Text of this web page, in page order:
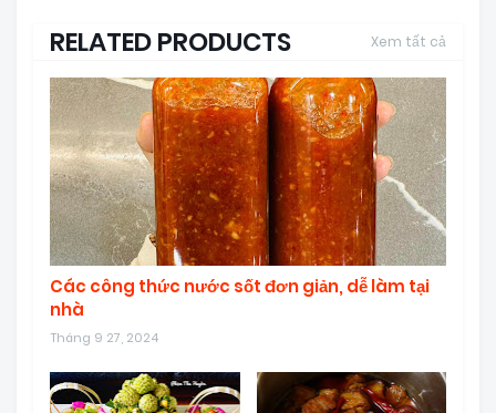
RELATED PRODUCTS Xem tất cả
Các công thức nước sốt đơn giản, dễ làm tại
nhà
Tháng 9 27, 2024